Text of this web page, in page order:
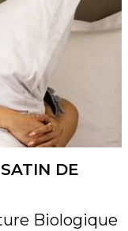
DE
Biologique